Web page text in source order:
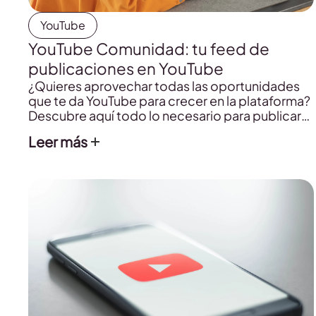
YouTube
YouTube Comunidad: tu feed de
publicaciones en YouTube
¿Quieres aprovechar todas las oportunidades
que te da YouTube para crecer en la plataforma?
Descubre aquí todo lo necesario para publicar
Leer más